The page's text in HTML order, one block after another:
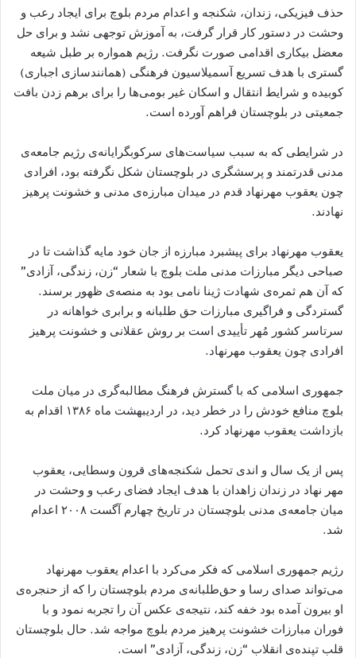
حذف فیزیکی، زندان، شکنجه و اعدام مردم بلوچ برای ایجاد رعب و
وحشت در دستور کار قرار گرفت، به آموزش توجهی نشد و برای حل
معضل بیکاری اقدامی صورت نگرفت. رژیم همواره بر طبل شیعه
گستری با هدف تسریع آسمیلاسیون فرهنگی (همانندسازی اجباری)
کوبیده و شرایط انتقال و اسکان غیر بومی‌ها را برای برهم زدن بافت
جمعیتی در بلوچستان فراهم آورده است.
در شرایطی که به سبب سیاست‌های سرکوبگرایانه‌ی رژیم جامعه‌ی
مدنی قدرتمند و پرسشگری در بلوچستان شکل نگرفته بود، افرادی
چون یعقوب مهرنهاد قدم در میدان مبارزه‌ی مدنی و خشونت پرهیز
نهادند.
یعقوب مهرنهاد برای پیشبرد مبارزه از جان خود مایه گذاشت تا در
صباحی دیگر مبارزات مدنی ملت بلوچ با شعار “زن، زندگی، آزادی”
که آن هم ثمره‌ی شهادت ژینا نامی بود به منصه‌ی ظهور برسند.
گستردگی و فراگیری مبارزات حق طلبانه و برابری خواهانه‌ در
سرتاسر کشور مُهر تأییدی است بر روش عقلانی و خشونت پرهیز
افرادی چون یعقوب مهرنهاد.
جمهوری اسلامی که با گسترش فرهنگ مطالبه‌گری در میان ملت
بلوچ منافع خودش را در خطر ‌دید، در اردیبهشت ماه ۱۳۸۶ اقدام به
بازداشت یعقوب مهرنهاد کرد.
پس از یک سال و اندی تحمل شکنجه‌های قرون وسطایی، یعقوب
مهر نهاد در زندان زاهدان با هدف ایجاد فضای رعب و وحشت در
میان جامعه‌ی مدنی بلوچستان در تاریخ چهارم آگست ۲۰۰۸ اعدام
شد.
رژیم جمهوری اسلامی که فکر می‌کرد با اعدام یعقوب مهرنهاد
می‌تواند صدای رسا و حق‌طلبانه‌ی مردم بلوچستان را که از حنجره‌ی
او بیرون آمده بود خفه کند، نتیجه‌ی عکس آن را تجربه نمود و با
فوران مبارزات خشونت پرهیز مردم بلوچ مواجه شد. حال بلوچستان
قلب تپنده‌ی انقلاب “زن، زندگی، آزادی” است.